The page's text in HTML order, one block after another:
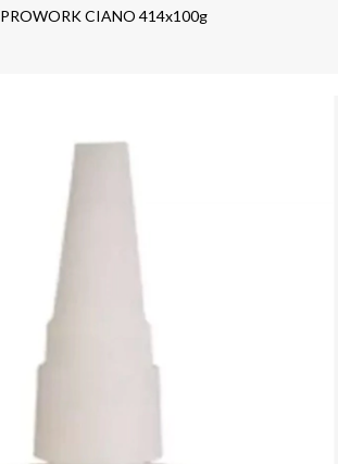
PROWORK CIANO 414x100g